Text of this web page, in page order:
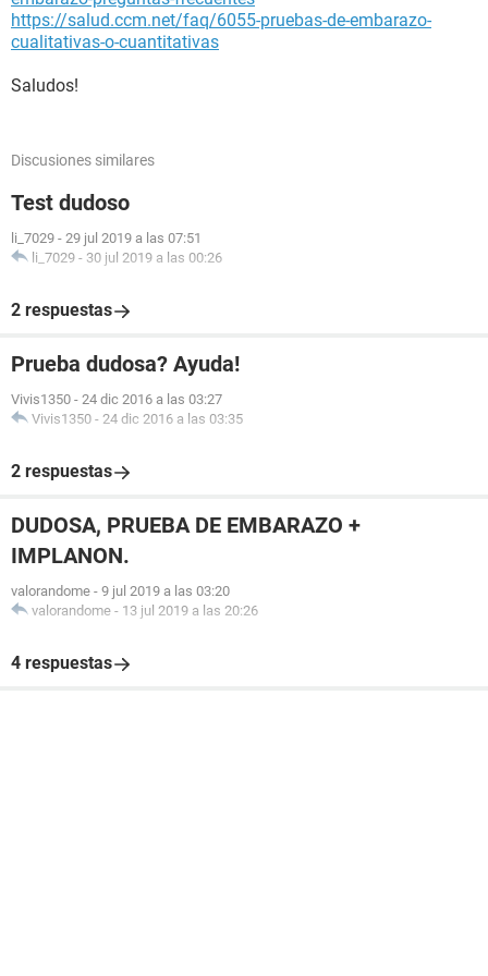
ahora estoy mas confundida que nunca se que si estoy
embarazada mi duda es porque no salio en la ecografia sera
fotos de la prueba.
https://salud.ccm.net/faq/6055-pruebas-de-embarazo-
cualitativas-o-cuantitativas
Saludos!
Discusiones similares
Test dudoso
li_7029 - 29 jul 2019 a las 07:51
li_7029 - 30 jul 2019 a las 00:26
2 respuestas
Prueba dudosa? Ayuda!
Vivis1350 - 24 dic 2016 a las 03:27
Vivis1350 - 24 dic 2016 a las 03:35
2 respuestas
DUDOSA, PRUEBA DE EMBARAZO +
IMPLANON.
valorandome - 9 jul 2019 a las 03:20
valorandome - 13 jul 2019 a las 20:26
4 respuestas